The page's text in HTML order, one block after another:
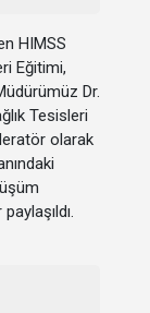
HIMSS
Eğitimi,
Dr.
Tesisleri
olarak